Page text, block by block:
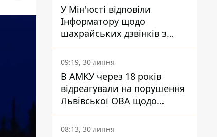
У Мін'юсті відповіли
Інформатору щодо
шахрайських дзвінків з
камери Сумського СІЗО так,
що ніхто нічого не зрозумів
09:19, 30 липня
В АМКУ через 18 років
відреагували на порушення
Львівської ОВА щодо
харчування у закладах
освіти
08:13, 30 липня